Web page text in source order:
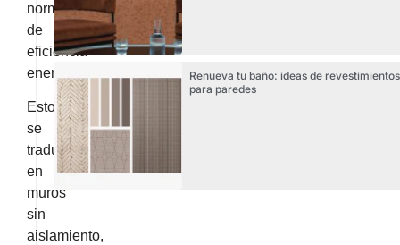
normativas
de
eficiencia
energética.
Esto
se
traduce
en
muros
sin
aislamiento,
Renueva tu baño: ideas de revestimientos
para paredes